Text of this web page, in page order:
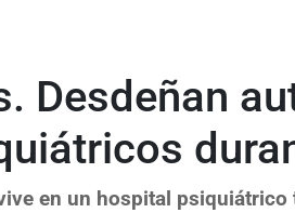
Desdeñan
en un hospital